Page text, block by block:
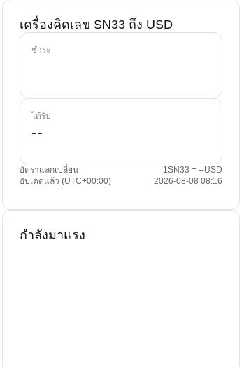
เครื่องคิดเลข SN33 ถึง USD
ชำระ
ได้รับ
อัตราแลกเปลี่ยน
1SN33 = --USD
อัปเดตแล้ว (UTC+00:00)
2026-08-08 08:16
กำลังมาแรง